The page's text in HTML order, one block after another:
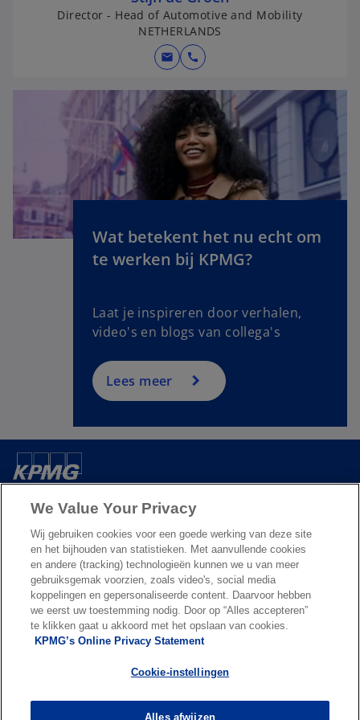
a
n
e
t
a
b
Director - Head of Automotive and Mobility
NETHERLANDS
mail call
Wat betekent het nu echt om
te werken bij KPMG?
Laat je inspireren door verhalen,
video's en blogs van collega's
Lees meer
o
p
s
i
n
a
n
w
Over ons
Nieuws & Media
Diensten
o
p
e
s
o
e
s
Privacy & cookies Accessibility
© 2026 KPMG N.V., een naamloze vennootschap en lid van het KPMG-
netwerk van zelfstandige ondernemingen die verbonden zijn aan
We Value Your Privacy
Wij gebruiken cookies voor een goede werking van deze site
en het bijhouden van statistieken. Met aanvullende cookies
en andere (tracking) technologieën kunnen we u van meer
gebruiksgemak voorzien, zoals video's, social media
koppelingen en gepersonaliseerde content. Daarvoor hebben
we eerst uw toestemming nodig. Door op “Alles accepteren”
te klikken gaat u akkoord met het opslaan van cookies.
KPMG’s Online Privacy Statement
Cookie-instellingen
Alles afwijzen